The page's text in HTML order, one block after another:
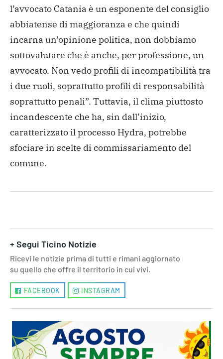
l’avvocato Catania è un esponente del consiglio
abbiatense di maggioranza e che quindi
incarna un’opinione politica, non dobbiamo
sottovalutare che è anche, per professione, un
avvocato. Non vedo profili di incompatibilità tra
i due ruoli, soprattutto profili di responsabilità
soprattutto penali”. Tuttavia, il clima piuttosto
incandescente che ha, sin dall’inizio,
caratterizzato il processo Hydra, potrebbe
sfociare in scelte di commissariamento del
comune.
+ Segui Ticino Notizie
Ricevi le notizie prima di tutti e rimani aggiornato
su quello che offre il territorio in cui vivi.
FACEBOOK INSTAGRAM